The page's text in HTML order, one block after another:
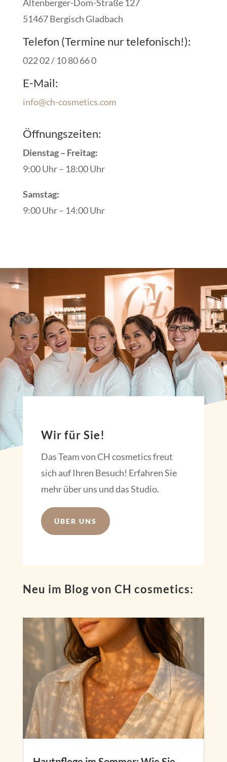
Altenberger-Dom-Straße 127
51467 Bergisch Gladbach
Telefon (Termine nur telefonisch!):
022 02 / 10 80 66 0
E-Mail:
info@ch-cosmetics.com
Öffnungszeiten:
Dienstag – Freitag:
9:00 Uhr – 18:00 Uhr
Samstag:
9:00 Uhr – 14:00 Uhr
Wir für Sie!
Das Team von CH cosmetics freut
sich auf Ihren Besuch! Erfahren Sie
mehr über uns und das Studio.
ÜBER UNS
Neu im Blog von CH cosmetics: